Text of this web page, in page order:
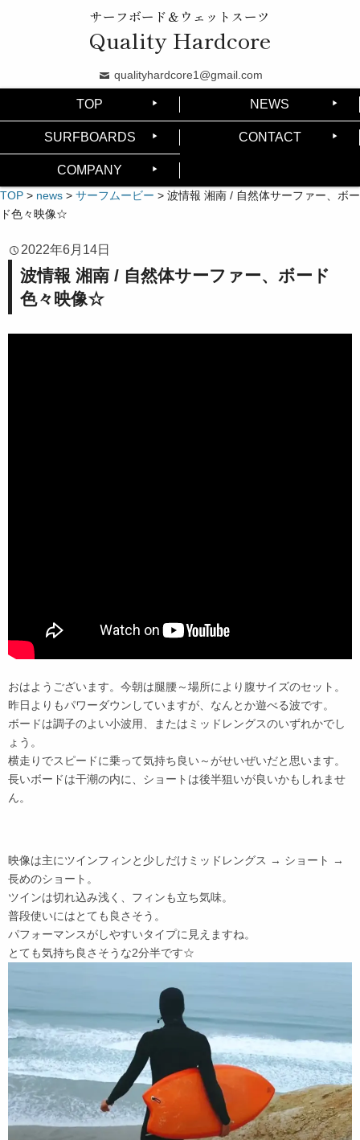
サーフボード＆ウェットスーツ
Quality Hardcore
qualityhardcore1@gmail.com
TOP NEWS
SURFBOARDS CONTACT
COMPANY
TOP > news > サーフムービー > 波情報 湘南 / 自然体サーファー、ボー
ド色々映像☆
2022年6月14日
波情報 湘南 / 自然体サーファー、ボード
色々映像☆
おはようございます。今朝は腿腰～場所により腹サイズのセット。
昨日よりもパワーダウンしていますが、なんとか遊べる波です。
ボードは調子のよい小波用、またはミッドレングスのいずれかでし
ょう。
横走りでスピードに乗って気持ち良い～がせいぜいだと思います。
長いボードは干潮の内に、ショートは後半狙いが良いかもしれませ
ん。
映像は主にツインフィンと少しだけミッドレングス → ショート →
長めのショート。
ツインは切れ込み浅く、フィンも立ち気味。
普段使いにはとても良さそう。
パフォーマンスがしやすいタイプに見えますね。
とても気持ち良さそうな2分半です☆